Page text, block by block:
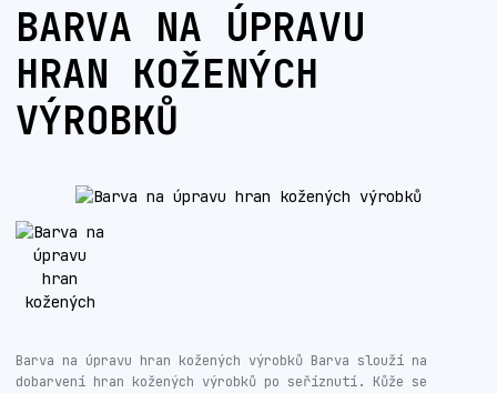
BARVA NA ÚPRAVU
HRAN KOŽENÝCH
VÝROBKŮ
Barva na úpravu hran kožených výrobků Barva slouží na
dobarvení hran kožených výrobků po seříznutí. Kůže se